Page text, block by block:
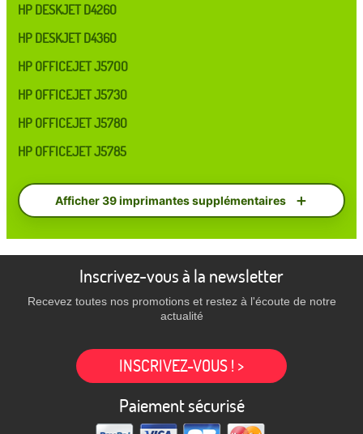
HP DESKJET D4260
HP DESKJET D4360
HP OFFICEJET J5700
HP OFFICEJET J5730
HP OFFICEJET J5780
HP OFFICEJET J5785
Afficher 39 imprimantes supplémentaires
Inscrivez-vous à la newsletter
Recevez toutes nos promotions et restez à l'écoute de notre
actualité
INSCRIVEZ-VOUS ! >
Paiement sécurisé